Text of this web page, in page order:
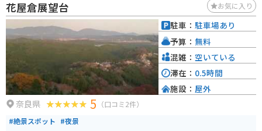
料駐車場を利用できます。 周辺には、古墳や神社など、歴史的な観光スポッ
トが点在しているので、ツーリングの拠点としてもおすすめです。 【おすす
めポイント】 * 奈良県産の新鮮な野菜や果物が購入できる * 弥生時代の歴史
に触れることができる * バイク駐車場が無料 【周辺情報】 * 唐古・鍵遺跡史
跡公園 * 石舞台古墳 * 當麻寺
花屋倉展望台 お気に入り
奈良県 5 （口コミ2件）
#絶景スポット #夜景
駐車： 駐車場あり
予算： 無料
混雑： 空いている
滞在： 0.5時間
施設： 屋外